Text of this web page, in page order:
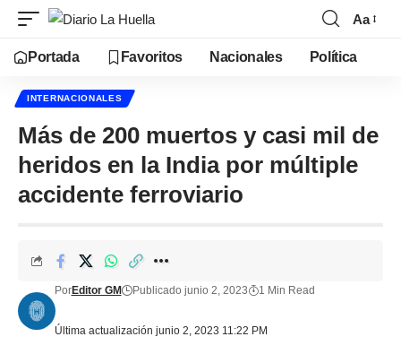
Aa
Portada Favoritos Nacionales Política
INTERNACIONALES
Más de 200 muertos y casi mil de
heridos en la India por múltiple
accidente ferroviario
Última actualización junio 2, 2023 11:22 PM
PorEditor GM Publicado junio 2, 2023 1 Min Read